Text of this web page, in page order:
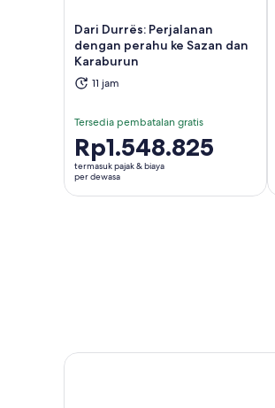
Dari Durrës: Perjalanan
dengan perahu ke Sazan dan
Karaburun
11 jam
Tersedia pembatalan gratis
Harga
Rp1.548.825
per
dewasa
Rp1.548.825
termasuk pajak & biaya
per dewasa
Buka di tab baru